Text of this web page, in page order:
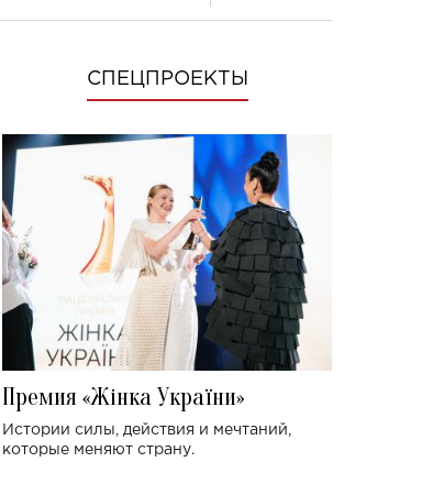
СПЕЦПРОЕКТЫ
Премия «Жінка України»
Истории силы, действия и мечтаний,
которые меняют страну.